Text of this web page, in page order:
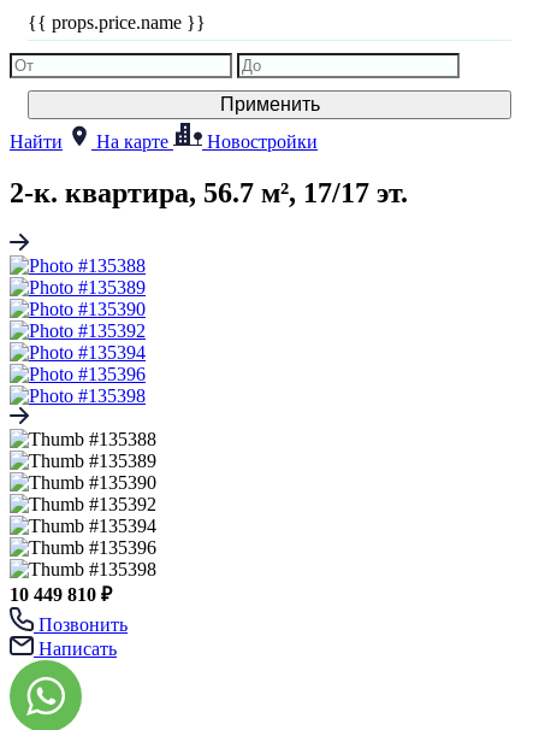
{{ props.price.name }}
Применить
Найти
На карте Новостройки
2-к. квартира, 56.7 м², 17/17 эт.
10 449 810 ₽
Позвонить
Написать